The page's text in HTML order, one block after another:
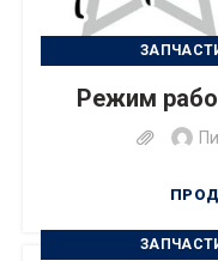
Режим